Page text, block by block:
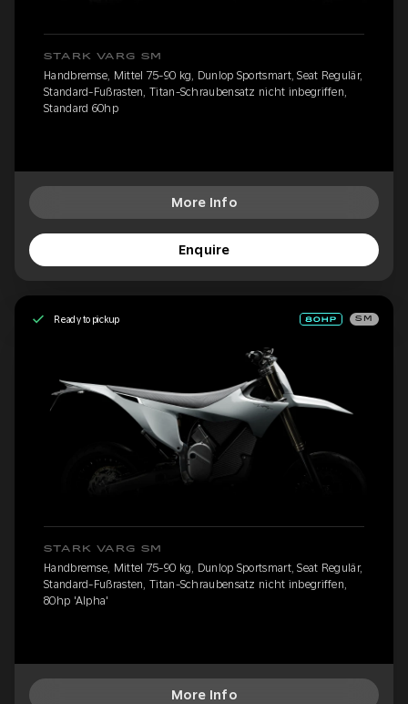
STARK VARG SM
Handbremse, Mittel 75-90 kg, Dunlop Sportsmart, Seat Regulär,
Standard-Fußrasten, Titan-Schraubensatz nicht inbegriffen,
Standard 60hp
More Info
Enquire
Ready to pickup SM
STARK VARG SM
Handbremse, Mittel 75-90 kg, Dunlop Sportsmart, Seat Regulär,
Standard-Fußrasten, Titan-Schraubensatz nicht inbegriffen,
80hp 'Alpha'
More Info